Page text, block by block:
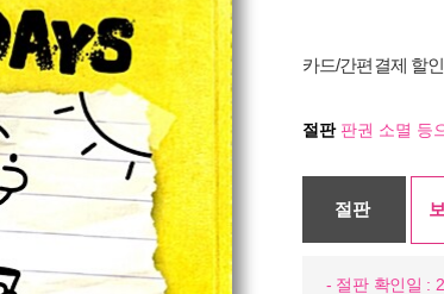
카드/간편결제 할인
절판판권 소멸 등
절판
- 절판 확인일 :